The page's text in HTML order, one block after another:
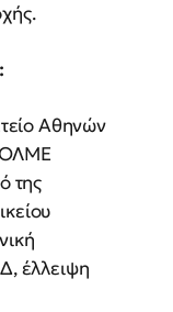
Αθηνών
ΟΛΜΕ
της
έλλειψη